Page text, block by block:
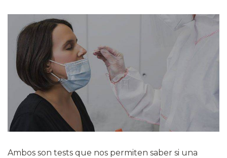
Ambos son tests que nos permiten saber si una